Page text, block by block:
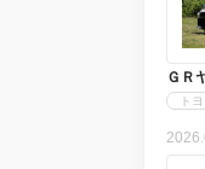
ＧＲ
ト